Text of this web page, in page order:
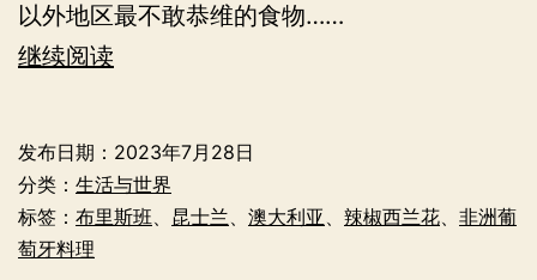
以外地区最不敢恭维的食物……
继续阅读
度
遇
发布日期： 2023年7月28日
分类： 生活与世界
标签： 布里斯班、 昆士兰、 澳大利亚 、 辣椒西兰花、 非洲葡
萄牙料理